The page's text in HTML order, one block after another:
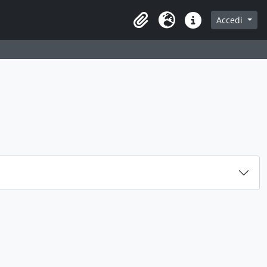
Area di lavoro
Lingua Collegamenti veloci
Accedi